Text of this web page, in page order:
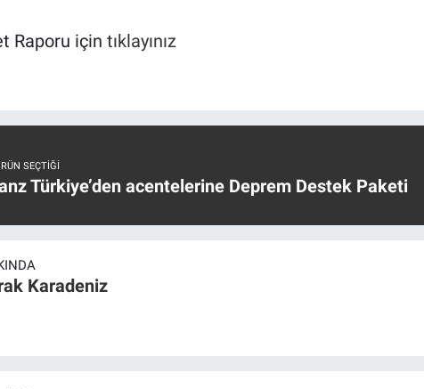
Raporu için tıklayınız
SEÇTIĞI
Türkiye’den acentelerine Deprem Destek Paketi
Karadeniz